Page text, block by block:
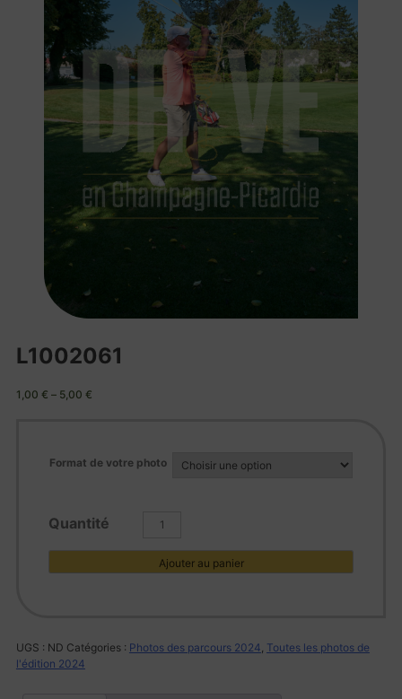
L1002061
1,00 € – 5,00 €
Format de votre photo
quantité
L1002061
Ajouter au panier
UGS : ND Catégories : Photos des parcours 2024 Toutes les photos de
l'édition 2024